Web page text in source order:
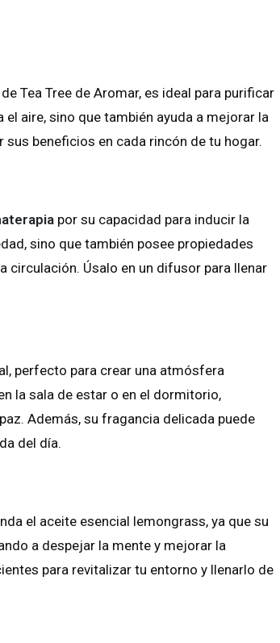
Tea Tree de Aromar, es ideal para purificar
aire, sino que también ayuda a mejorar la
beneficios en cada rincón de tu hogar.
por su capacidad para inducir la
sino que también posee propiedades
Úsalo en un difusor para llenar
perfecto para crear una atmósfera
la sala de estar o en el dormitorio,
Además, su fragancia delicada puede
del día.
el aceite esencial lemongrass, ya que su
a despejar la mente y mejorar la
para revitalizar tu entorno y llenarlo de